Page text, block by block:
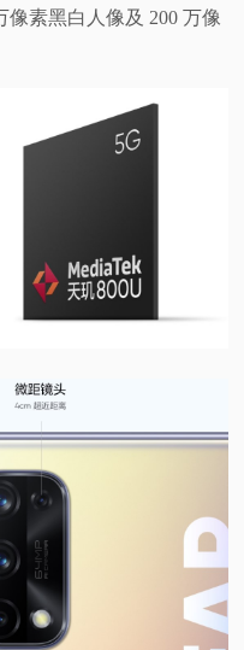
像素黑白人像及 200 万像